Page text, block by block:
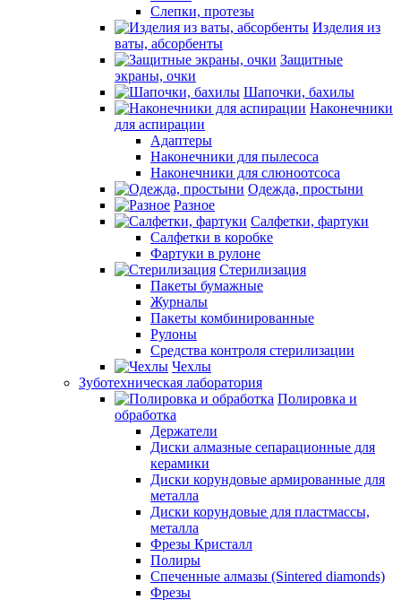
Слепки, протезы
Изделия из
ваты, абсорбенты
Защитные
экраны, очки
Шапочки, бахилы
Наконечники
для аспирации
Адаптеры
Наконечники для пылесоса
Наконечники для слюноотсоса
Одежда, простыни
Разное
Салфетки, фартуки
Салфетки в коробке
Фартуки в рулоне
Стерилизация
Пакеты бумажные
Журналы
Пакеты комбинированные
Рулоны
Средства контроля стерилизации
Чехлы
Зуботехническая лаборатория
Полировка и
обработка
Держатели
Диски алмазные сепарационные для
керамики
Диски корундовые армированные для
металла
Диски корундовые для пластмассы,
металла
Фрезы Кристалл
Полиры
Спеченные алмазы (Sintered diamonds)
Фрезы